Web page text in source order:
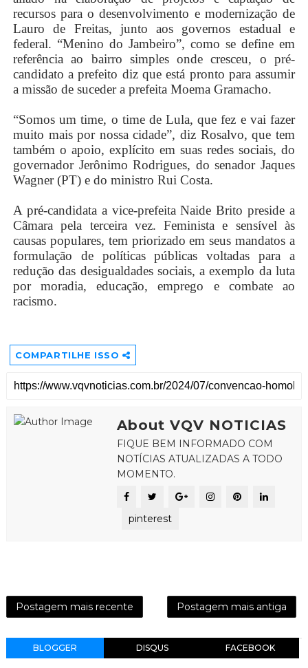
recursos para o desenvolvimento e modernização de
Lauro de Freitas, junto aos governos estadual e
federal. “Menino do Jambeiro”, como se define em
referência ao bairro simples onde cresceu, o pré-
candidato a prefeito diz que está pronto para assumir
a missão de suceder a prefeita Moema Gramacho.
“Somos um time, o time de Lula, que fez e vai fazer
muito mais por nossa cidade”, diz Rosalvo, que tem
também o apoio, explícito em suas redes sociais, do
governador Jerônimo Rodrigues, do senador Jaques
Wagner (PT) e do ministro Rui Costa.
A pré-candidata a vice-prefeita Naide Brito preside a
Câmara pela terceira vez. Feminista e sensível às
causas populares, tem priorizado em seus mandatos a
formulação de políticas públicas voltadas para a
redução das desigualdades sociais, a exemplo da luta
por moradia, educação, emprego e combate ao
racismo.
COMPARTILHE ISSO
About VQV NOTICIAS
FIQUE BEM INFORMADO COM
NOTÍCIAS ATUALIZADAS A TODO
MOMENTO.
pinterest
Postagem mais recente Postagem mais antiga
BLOGGER DISQUS FACEBOOK